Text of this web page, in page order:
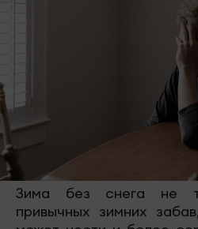
Зима без снега не
привычных зимних